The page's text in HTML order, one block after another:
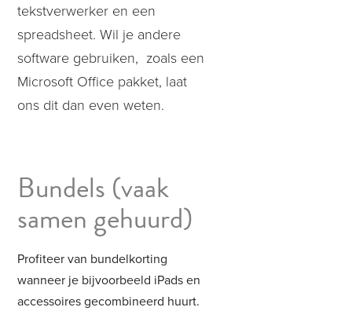
tekstverwerker en een
spreadsheet. Wil je andere
software gebruiken, zoals een
Microsoft Office pakket, laat
ons dit dan even weten.
Bundels (vaak
samen gehuurd)
Profiteer van bundelkorting
wanneer je bijvoorbeeld iPads en
accessoires gecombineerd huurt.